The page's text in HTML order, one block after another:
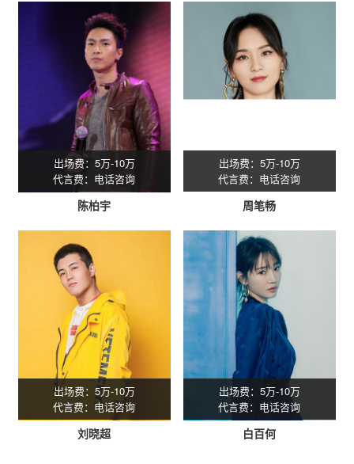
出场费：5万-10万
代言费：电话咨询
陈柏宇
出场费：5万-10万
代言费：电话咨询
周笔畅
出场费：5万-10万
代言费：电话咨询
刘晓超
出场费：5万-10万
代言费：电话咨询
白百何